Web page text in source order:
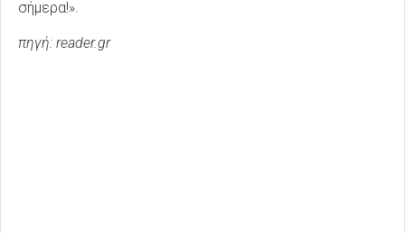
σήμερα!».
πηγή: reader.gr